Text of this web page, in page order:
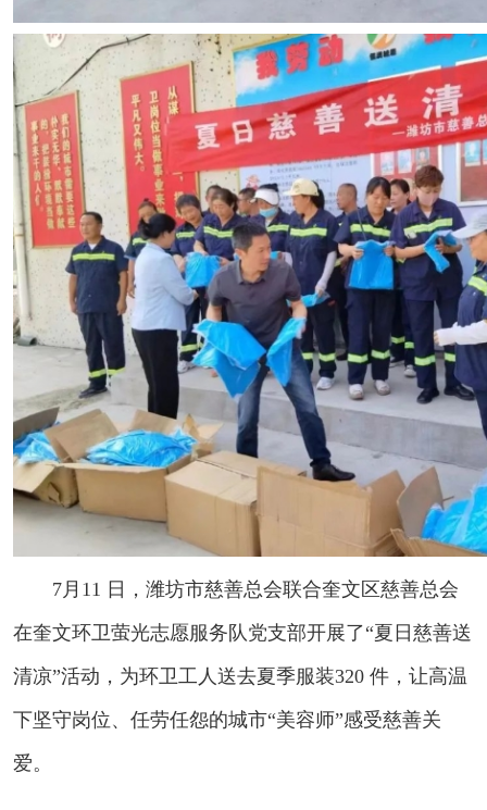
7月11 日，潍坊市慈善总会联合奎文区慈善总会
在奎文环卫萤光志愿服务队党支部开展了“夏日慈善送
清凉”活动，为环卫工人送去夏季服装320 件，让高温
下坚守岗位、任劳任怨的城市“美容师”感受慈善关
爱。